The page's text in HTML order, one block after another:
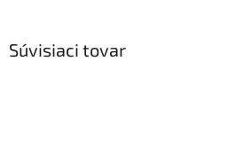
Súvisiaci tovar